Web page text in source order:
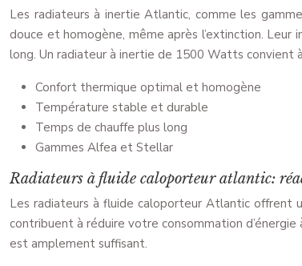
Les radiateurs à inertie Atlantic, comme les
douce et homogène, même après l’extinction.
long. Un radiateur à inertie de 1500 Watts convient
Confort thermique optimal et homogène
Température stable et durable
Temps de chauffe plus long
Gammes Alfea et Stellar
Radiateurs à fluide caloporteur atlantic:
Les radiateurs à fluide caloporteur Atlantic offrent
contribuent à réduire votre consommation
est amplement suffisant.